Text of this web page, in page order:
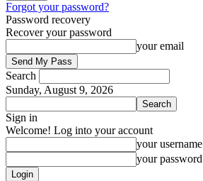
Forgot your password?
Password recovery
Recover your password
your email
Search
Sunday, August 9, 2026
Sign in
Welcome! Log into your account
your username
your password